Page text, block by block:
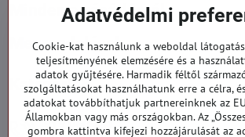
Minden a vásárlásról
Megrendelések
Kategóriák
919 060 751
Adatvédelmi
Cookie-kat használunk a weboldal
teljesítményének elemzésére és a
adatok gyűjtésére. Harmadik féltől
szolgáltatásokat használhatunk erre a célra,
adatokat továbbíthatjuk partnereinknek az
Államokban vagy más országokban. Az
gombra kattintva kifejezi hozzájárulását az